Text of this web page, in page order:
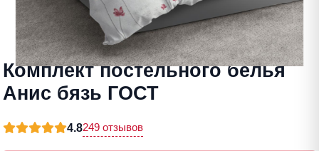
Комплект постельного белья
Анис бязь ГОСТ
4.8249 отзывов